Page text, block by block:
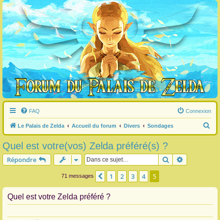
FAQ Connexion
Le Palais de Zelda Accueil du forum Divers Sondages
e
Quel est votre(vos) Zelda préféré(s) ?
Répondre Rechercher
71 messages Précédente
1 2 3 4 5
Quel est votre Zelda préféré ?